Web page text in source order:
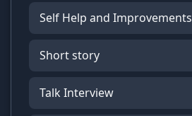
Self Help and Improvements
Short story
Talk Interview